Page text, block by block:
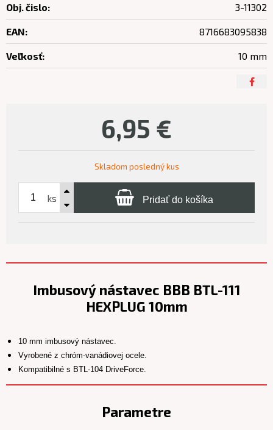
6,95 €
Skladom posledný kus
ks Pridať do košíka
Obj. čislo: 3-11302
EAN: 8716683095838
Veľkosť: 10 mm
Imbusový nástavec BBB BTL-111
HEXPLUG 10mm
10 mm imbusový nástavec.
Vyrobené z chróm-vanádiovej ocele.
Kompatibilné s BTL-104 DriveForce.
Parametre